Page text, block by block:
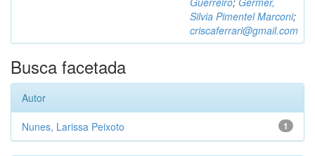
Silvia Pimentel Marconi;
criscaferrari@gmail.com
Busca facetada
Autor
1
Nunes, Larissa Peixoto